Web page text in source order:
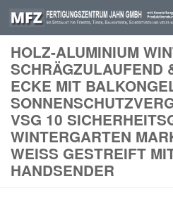
Skip to content
HOLZ-ALUMINIUM
SCHRÄGZULAUFEND
ECKE MIT
VSG 10
WINTERGARTEN
WEISS GESTREIFT
ANDSENDER